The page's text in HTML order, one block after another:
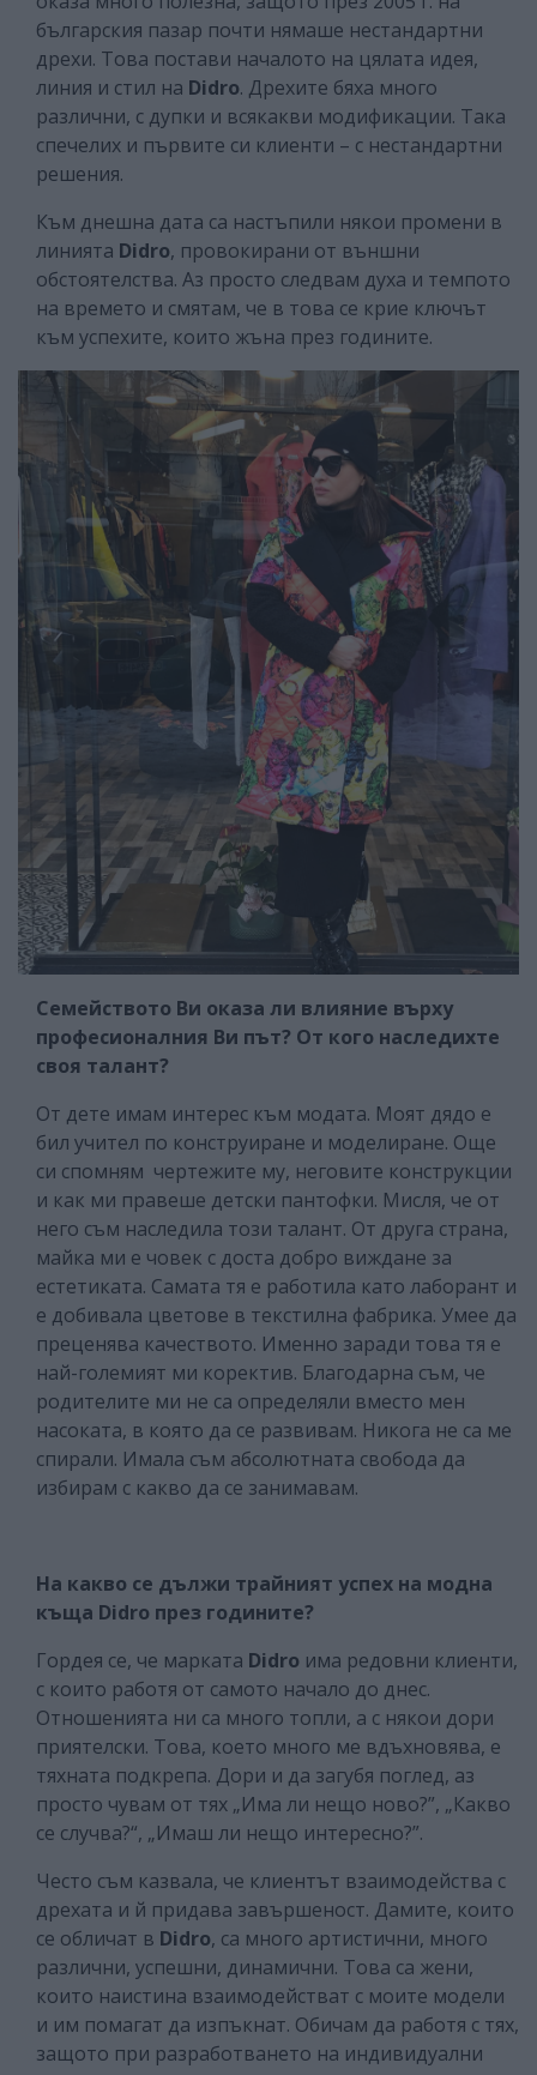
българския пазар почти нямаше нестандартни
дрехи. Това постави началото на цялата идея,
линия и стил на Didro. Дрехите бяха много
различни, с дупки и всякакви модификации. Така
спечелих и първите си клиенти – с нестандартни
решения.
Към днешна дата са настъпили някои промени в
линията Didro, провокирани от външни
обстоятелства. Аз просто следвам духа и темпото
на времето и смятам, че в това се крие ключът
към успехите, които жъна през годините.
Семейството Ви оказа ли влияние върху
професионалния Ви път? От кого наследихте
своя талант?
От дете имам интерес към модата. Моят дядо е
бил учител по конструиране и моделиране. Още
си спомням чертежите му, неговите конструкции
и как ми правеше детски пантофки. Мисля, че от
него съм наследила този талант. От друга страна,
майка ми е човек с доста добро виждане за
естетиката. Самата тя е работила като лаборант и
е добивала цветове в текстилна фабрика. Умее да
преценява качеството. Именно заради това тя е
най-големият ми коректив. Благодарна съм, че
родителите ми не са определяли вместо мен
насоката, в която да се развивам. Никога не са ме
спирали. Имала съм абсолютната свобода да
избирам с какво да се занимавам.
На какво се дължи трайният успех на модна
къща Didro през годините?
Гордея се, че марката Didro има редовни клиенти,
с които работя от самото начало до днес.
Отношенията ни са много топли, а с някои дори
приятелски. Това, което много ме вдъхновява, е
тяхната подкрепа. Дори и да загубя поглед, аз
просто чувам от тях „Има ли нещо ново?”, „Какво
се случва?“, „Имаш ли нещо интересно?”.
Често съм казвала, че клиентът взаимодейства с
дрехата и й придава завършеност. Дамите, които
се обличат в Didro, са много артистични, много
различни, успешни, динамични. Това са жени,
които наистина взаимодействат с моите модели
и им помагат да изпъкнат. Обичам да работя с тях,
защото при разработването на индивидуални